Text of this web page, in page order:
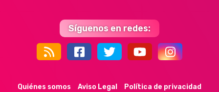
Síguenos en redes:
Quiénes somos Aviso Legal
Política de privacidad